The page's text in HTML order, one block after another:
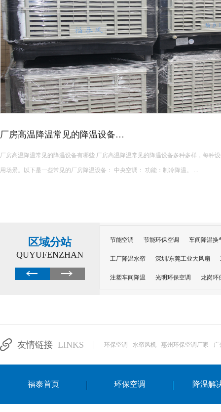
2024-11-22
用场景。以下是一些常见的厂房降温设备： 中央空调： 功能：制冷降温。 ...
区域分站
QUYUFENZHAN
节能空调 节能环保空调 车间降温换
工厂降温水帘 深圳/东莞工业大风扇
注塑车间降温 光明环保空调 龙岗环
达州工业省电安装
友情链接 LINKS 环保空调 水帘风机 惠州环保空调厂家 广
福泰首页 环保空调 降温解